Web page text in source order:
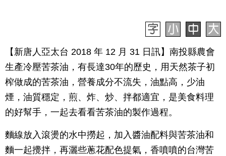
【新唐人亞太台 2018 年 12 月 31 日訊】南投縣農會
生產冷壓苦茶油，有長達30年的歷史，用天然茶子初
榨做成的苦茶油，營養成分不流失，油點高，少油
煙，油質穩定，煎、炸、炒、拌都適宜，是美食料理
的好幫手，一起去看看苦茶油的製作過程。
麵線放入滾燙的水中撈起，加入醬油配料與苦茶油和
麵一起攪拌，再灑些蔥花配色提氣，香噴噴的台灣苦